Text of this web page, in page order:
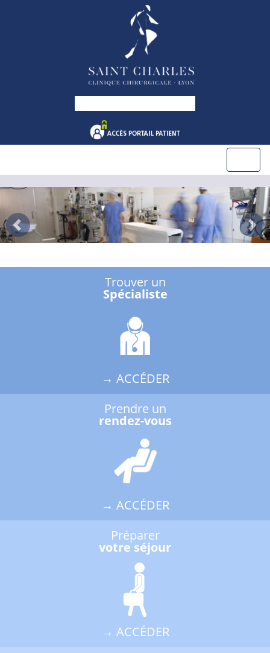
Previous
Trouver un
Spécialiste
→ ACCÉDER
Prendre un
rendez-vous
→ ACCÉDER
Préparer
votre séjour
→ ACCÉDER